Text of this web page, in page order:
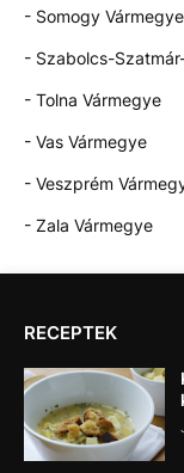
- Somogy Vármegye
- Szabolcs-
- Tolna Vármegye
- Vas Vármegye
- Veszprém
- Zala Vármegye
RECEPTEK